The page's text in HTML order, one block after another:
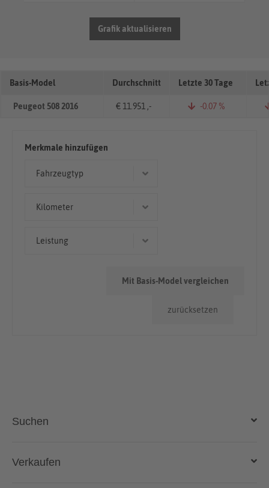
Grafik aktualisieren
Basis-Model Durchschnitt Letzte 30 Tage
Peugeot 508 2016 € 11.951 ,- -0.07 %
Merkmale hinzufügen
Fahrzeugtyp
Kilometer
Leistung
zurücksetzen
Mit Basis-Model vergleichen
Suchen
Auto kaufen
Verkaufen